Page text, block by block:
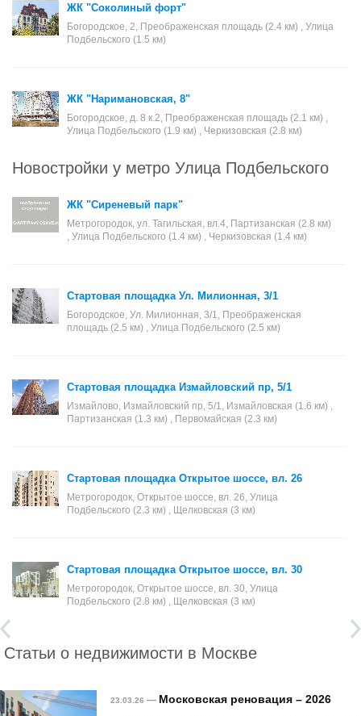
ЖК "Соколиный форт"
Богородское, 2, Преображенская площадь (2.4 км) , Улица
Подбельского (1.5 км)
ЖК "Наримановская, 8"
Богородское, д. 8 к.2, Преображенская площадь (2.1 км) ,
Улица Подбельского (1.9 км) , Черкизовская (2.8 км)
Новостройки у метро Улица Подбельского
ЖК "Сиреневый парк"
Метрогородок, ул. Тагильская, вл.4, Партизанская (2.8 км)
, Улица Подбельского (1.4 км) , Черкизовская (1.4 км)
Стартовая площадка Ул. Милионная, 3/1
Богородское, Ул. Милионная, 3/1, Преображенская
площадь (2.5 км) , Улица Подбельского (2.5 км)
Стартовая площадка Измайловский пр, 5/1
Измайлово, Измайловский пр, 5/1, Измайловская (1.6 км) ,
Партизанская (1.3 км) , Первомайская (2.3 км)
Стартовая площадка Открытое шоссе, вл. 26
Метрогородок, Открытое шоссе, вл. 26, Улица
Подбельского (2.3 км) , Щелковская (3 км)
Стартовая площадка Открытое шоссе, вл. 30
Метрогородок, Открытое шоссе, вл. 30, Улица
Подбельского (2.8 км) , Щелковская (3 км)
Статьи о недвижимости в Москве
23.03.26 — Московская реновация – 2026